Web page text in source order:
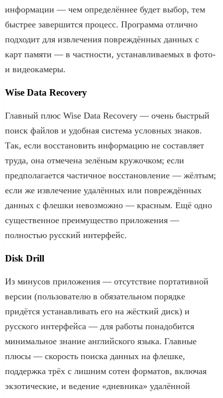
информации — чем определённее будет выбор, тем
быстрее завершится процесс. Программа отлично
подходит для извлечения повреждённых данных с
карт памяти — в частности, устанавливаемых в фото-
и видеокамеры.
Wise Data Recovery
Главный плюс Wise Data Recovery — очень быстрый
поиск файлов и удобная система условных знаков.
Так, если восстановить информацию не составляет
труда, она отмечена зелёным кружочком; если
предполагается частичное восстановление — жёлтым;
если же извлечение удалённых или повреждённых
данных с флешки невозможно — красным. Ещё одно
существенное преимущество приложения —
полностью русский интерфейс.
Disk Drill
Из минусов приложения — отсутствие портативной
версии (пользователю в обязательном порядке
придётся устанавливать его на жёсткий диск) и
русского интерфейса — для работы понадобится
минимальное знание английского языка. Главные
плюсы — скорость поиска данных на флешке,
поддержка трёх с лишним сотен форматов, включая
экзотические, и ведение «дневника» удалённой